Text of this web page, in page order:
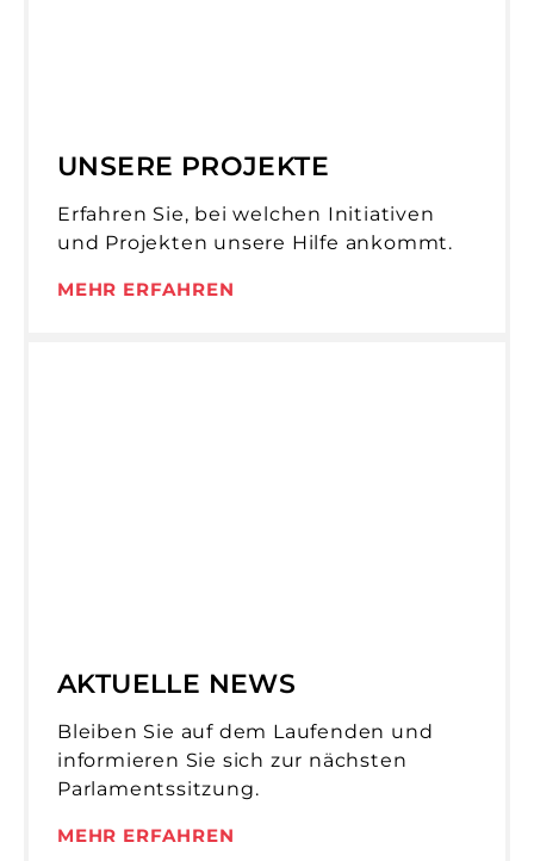
UNSERE PROJEKTE
Erfahren Sie, bei welchen Initiativen
und Projekten unsere Hilfe ankommt.
MEHR ERFAHREN
AKTUELLE NEWS
Bleiben Sie auf dem Laufenden und
informieren Sie sich zur nächsten
Parlamentssitzung.
MEHR ERFAHREN